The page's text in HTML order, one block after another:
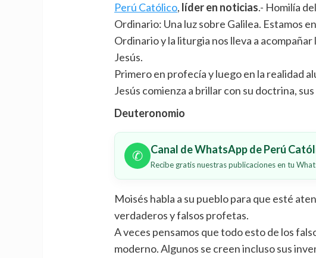
Perú Católico, líder en noticias.- Homilía
Ordinario: Una luz sobre Galilea. Estamos
Ordinario y la liturgia nos lleva a
Jesús.
Primero en profecía y luego en la realidad
Jesús comienza a brillar con su doctrina,
Deuteronomio
✆ Canal de WhatsApp de Perú
Recibe gratis nuestras publicaciones en tu
Moisés habla a su pueblo para que esté
verdaderos y falsos profetas.
A veces pensamos que todo esto de los
moderno. Algunos se creen incluso sus